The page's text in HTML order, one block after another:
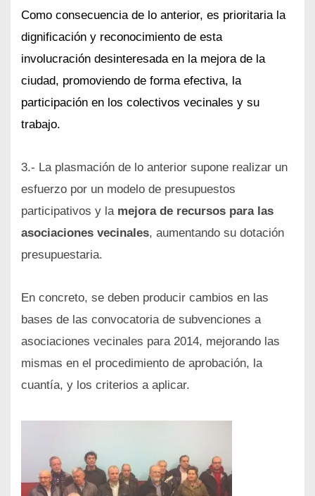
Como consecuencia de lo anterior, es prioritaria la
dignificación y reconocimiento de esta
involucración desinteresada en la mejora de la
ciudad, promoviendo de forma efectiva, la
participación en los colectivos vecinales y su
trabajo.
3.- La plasmación de lo anterior supone realizar un
esfuerzo por un modelo de presupuestos
participativos y la mejora de recursos para las
asociaciones vecinales, aumentando su dotación
presupuestaria.
En concreto, se deben producir cambios en las
bases de las convocatoria de subvenciones a
asociaciones vecinales para 2014, mejorando las
mismas en el procedimiento de aprobación, la
cuantía, y los criterios a aplicar.